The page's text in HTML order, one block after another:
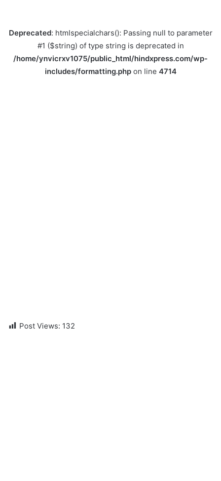
Deprecated: htmlspecialchars(): Passing null to parameter
#1 ($string) of type string is deprecated in
/home/ynvicrxv1075/public_html/hindxpress.com/wp-
includes/formatting.phpon line 4714
Post Views: 132